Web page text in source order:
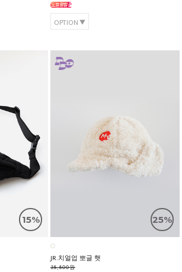
OPTION
15% 25%
JR.치얼업 뽀글 햇
38,800원